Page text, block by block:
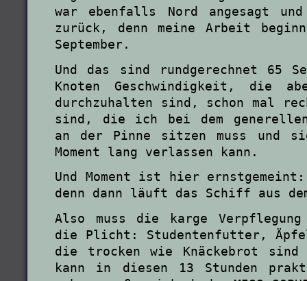
war ebenfalls Nord angesagt
zurück, denn meine Arbeit
September.
Und das sind rundgerechnet 65
Knoten Geschwindigkeit, die
durchzuhalten sind, schon mal
sind, die ich bei dem
an der Pinne sitzen muss und
Moment lang verlassen kann.
Und Moment ist hier
denn dann läuft das Schiff aus
Also muss die karge
die Plicht: Studentenfutter,
die trocken wie Knäckebrot
kann in diesen 13 Stunden